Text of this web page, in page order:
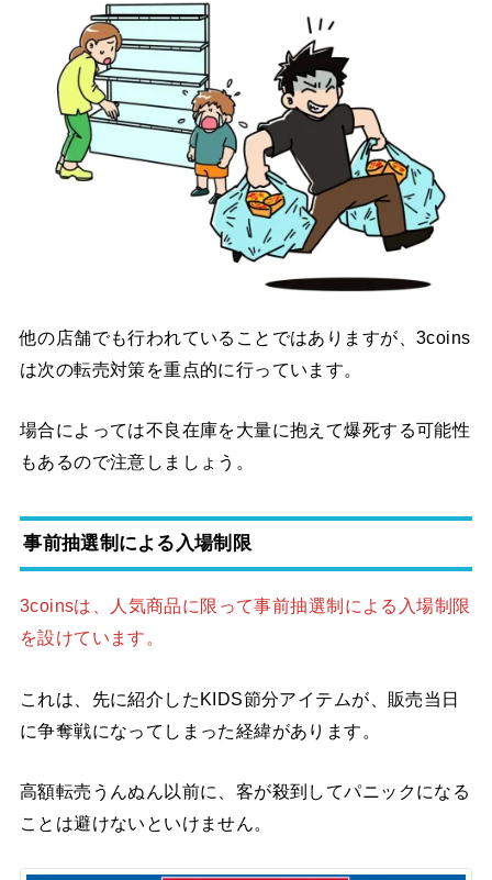
他の店舗でも行われていることではありますが、3coins
は次の転売対策を重点的に行っています。
場合によっては不良在庫を大量に抱えて爆死する可能性
もあるので注意しましょう。
事前抽選制による入場制限
3coinsは、人気商品に限って事前抽選制による入場制限
を設けています。
これは、先に紹介したKIDS節分アイテムが、販売当日
に争奪戦になってしまった経緯があります。
高額転売うんぬん以前に、客が殺到してパニックになる
ことは避けないといけません。